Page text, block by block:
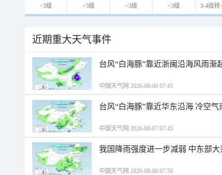
<3级 <3级 <3级 <3级 3-4级转
近期重大天气事件
台风“白海豚”靠近浙闽沿海风雨渐
中国天气网 2026-08-08 07:45
台风“白海豚”靠近华东沿海 冷空
中国天气网 2026-08-07 07:45
我国降雨强度进一步减弱 中东部
中国天气网 2026-08-06 07:50